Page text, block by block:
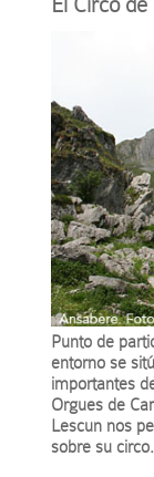
Punto de
entorno se
importantes
Orgues de
Lescun nos
sobre su circo.